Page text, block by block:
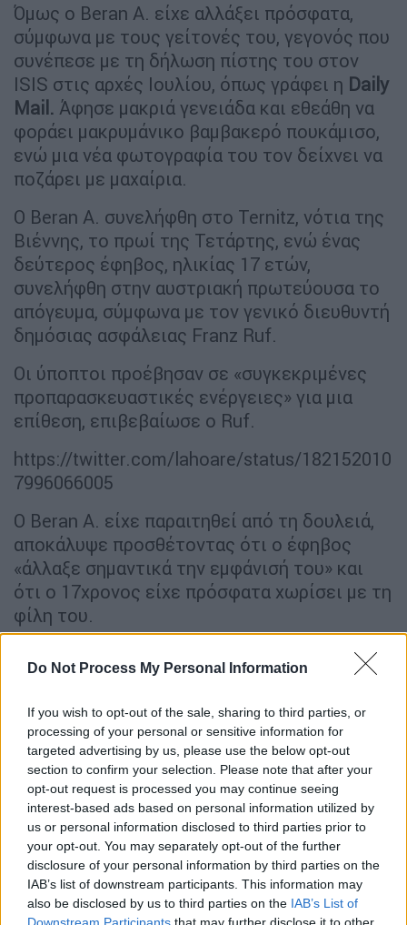
Do Not Process My Personal Information
If you wish to opt-out of the sale, sharing to third parties, or
processing of your personal or sensitive information for
targeted advertising by us, please use the below opt-out
section to confirm your selection. Please note that after your
opt-out request is processed you may continue seeing
interest-based ads based on personal information utilized by
us or personal information disclosed to third parties prior to
your opt-out. You may separately opt-out of the further
disclosure of your personal information by third parties on the
IAB’s list of downstream participants. This information may
also be disclosed by us to third parties on the IAB’s List of
Downstream Participants that may further disclose it to other
Όμως ο Beran A. είχε αλλάξει πρόσφατα,
σύμφωνα με τους γείτονές του, γεγονός που
συνέπεσε με τη δήλωση πίστης του στον
ISIS στις αρχές Ιουλίου, όπως γράφει η Daily
Mail. Άφησε μακριά γενειάδα και εθεάθη να
φοράει μακρυμάνικο βαμβακερό πουκάμισο,
ενώ μια νέα φωτογραφία του τον δείχνει να
ποζάρει με μαχαίρια.
Ο Beran A. συνελήφθη στο Ternitz, νότια της
Βιέννης, το πρωί της Τετάρτης, ενώ ένας
δεύτερος έφηβος, ηλικίας 17 ετών,
συνελήφθη στην αυστριακή πρωτεύουσα το
απόγευμα, σύμφωνα με τον γενικό διευθυντή
δημόσιας ασφάλειας Franz Ruf.
Οι ύποπτοι προέβησαν σε «συγκεκριμένες
προπαρασκευαστικές ενέργειες» για μια
επίθεση, επιβεβαίωσε ο Ruf.
https://twitter.com/lahoare/status/182152010
7996066005
Ο Beran A. είχε παραιτηθεί από τη δουλειά,
αποκάλυψε προσθέτοντας ότι ο έφηβος
«άλλαξε σημαντικά την εμφάνισή του» και
ότι ο 17χρονος είχε πρόσφατα χωρίσει με τη
φίλη του.
Υλικό από το Ισλαμικό Κράτος και την
Αλ Κάιντα βρέθηκε στο σπίτι του
17χρονου
Παράλληλα, το Associated Pressμεταδίδει
πως οι Αρχές εντόπισαν υλικό από το
Ισλαμικό Κράτοςκαι τηνΑλ Κάινταστο σπίτι
του δεύτερου υπόπτου.
Οι αυστριακές αρχές ασφαλείας δήλωσαν ότι
οδεύτερος ύποπτος, ένας17χρονος
Αυστριακός υπήκοοςμετουρκική και